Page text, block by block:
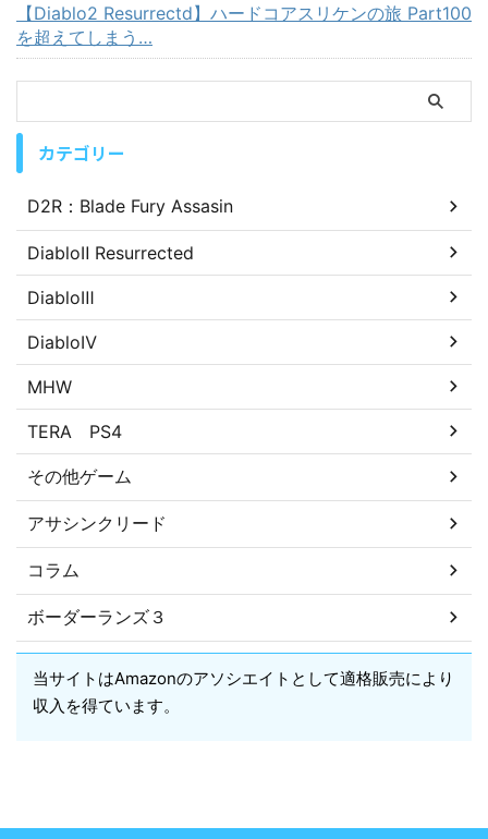
【Diablo2 Resurrectd】ハードコアスリケンの旅 Part100
を超えてしまう…
カテゴリー
D2R：Blade Fury Assasin
DiabloⅡ Resurrected
DiabloⅢ
DiabloⅣ
MHW
TERA PS4
その他ゲーム
アサシンクリード
コラム
ボーダーランズ３
当サイトはAmazonのアソシエイトとして適格販売により
収入を得ています。